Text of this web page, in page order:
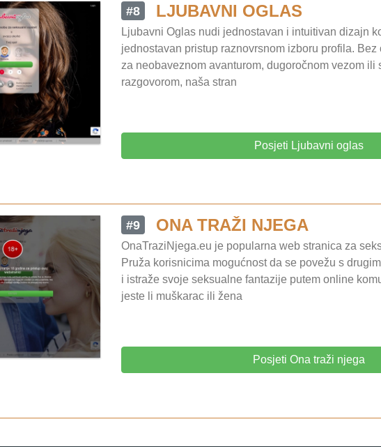
#8 LJUBAVNI OGLAS
Ljubavni Oglas nudi jednostavan i intuitivan dizajn
jednostavan pristup raznovrsnom izboru profila.
za neobaveznom avanturom, dugoročnom vezom ili
razgovorom, naša stran
Posjeti Ljubavni oglas
#9 ONA TRAŽI NJEGA
OnaTraziNjega.eu je popularna web stranica za
Pruža korisnicima mogućnost da se povežu s
i istraže svoje seksualne fantazije putem online
jeste li muškarac ili žena
Posjeti Ona traži njega